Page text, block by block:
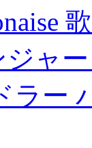
ャ
ラー